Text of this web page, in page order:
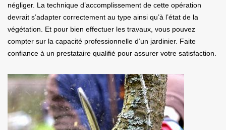
négliger. La technique d’accomplissement de cette opération
devrait s’adapter correctement au type ainsi qu’à l’état de la
végétation. Et pour bien effectuer les travaux, vous pouvez
compter sur la capacité professionnelle d’un jardinier. Faite
confiance à un prestataire qualifié pour assurer votre satisfaction.